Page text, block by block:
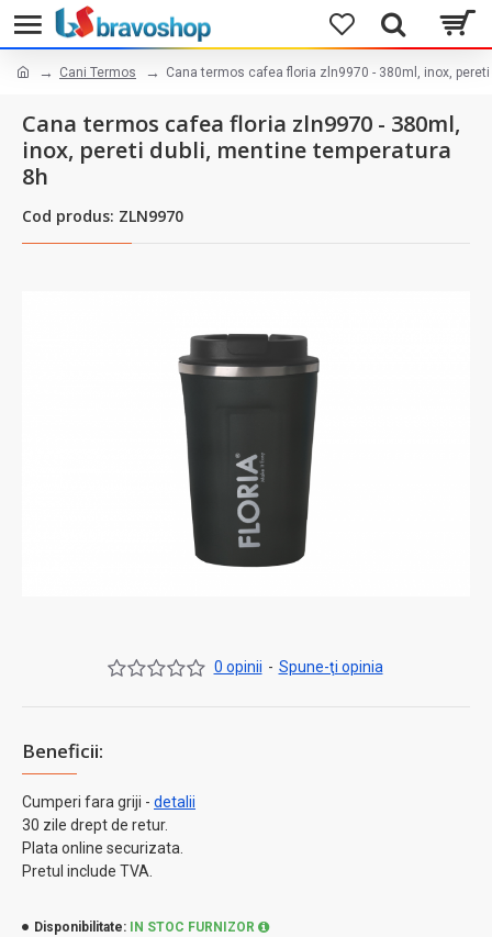
Cani Termos Cana termos cafea floria zln9970 - 380ml, inox,
Cana termos cafea floria zln9970 - 380ml,
inox, pereti dubli, mentine temperatura
8h
Cod produs: ZLN9970
Beneficii:
Cumperi fara griji - detalii
30 zile drept de retur.
Plata online securizata.
Pretul include TVA.
0 opinii - Spune-ţi opinia
Disponibilitate:
IN STOC FURNIZOR